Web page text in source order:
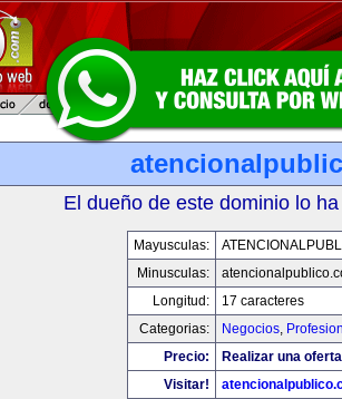
El dueño de este dominio lo
Mayusculas:
Minusculas:
Longitud:
17 caracteres
Categorias:
Negocios,
Precio:
Realizar una
Visitar!